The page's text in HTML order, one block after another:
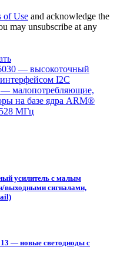
of Use and acknowledge the
may unsubscribe at any
— высокоточный
I2C
малопотребляющие,
на базе ядра ARM®
МГц
усилитель с малым
выходными сигналами,
— новые светодиоды с